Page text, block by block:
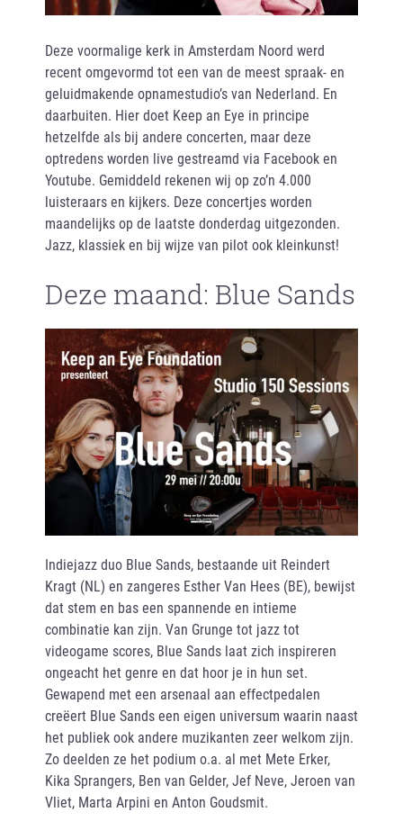
Deze voormalige kerk in Amsterdam Noord werd
recent omgevormd tot een van de meest spraak- en
geluidmakende opnamestudio’s van Nederland. En
daarbuiten. Hier doet Keep an Eye in principe
hetzelfde als bij andere concerten, maar deze
optredens worden live gestreamd via Facebook en
Youtube. Gemiddeld rekenen wij op zo’n 4.000
luisteraars en kijkers. Deze concertjes worden
maandelijks op de laatste donderdag uitgezonden.
Jazz, klassiek en bij wijze van pilot ook kleinkunst!
Deze maand: Blue Sands
Indiejazz duo Blue Sands, bestaande uit Reindert
Kragt (NL) en zangeres Esther Van Hees (BE), bewijst
dat stem en bas een spannende en intieme
combinatie kan zijn. Van Grunge tot jazz tot
videogame scores, Blue Sands laat zich inspireren
ongeacht het genre en dat hoor je in hun set.
Gewapend met een arsenaal aan effectpedalen
creëert Blue Sands een eigen universum waarin naast
het publiek ook andere muzikanten zeer welkom zijn.
Zo deelden ze het podium o.a. al met Mete Erker,
Kika Sprangers, Ben van Gelder, Jef Neve, Jeroen van
Vliet, Marta Arpini en Anton Goudsmit.